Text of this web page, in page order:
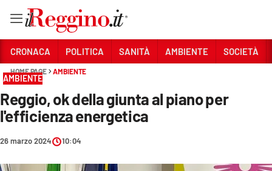
Sezioni
CRONACA
CRONACA POLITICA SANITÀ AMBIENTE SOCIETÀ
HOME PAGE AMBIENTE
AMBIENTE
Reggio, ok della giunta al piano per
l'efficienza energetica
26 marzo 2024 10:04